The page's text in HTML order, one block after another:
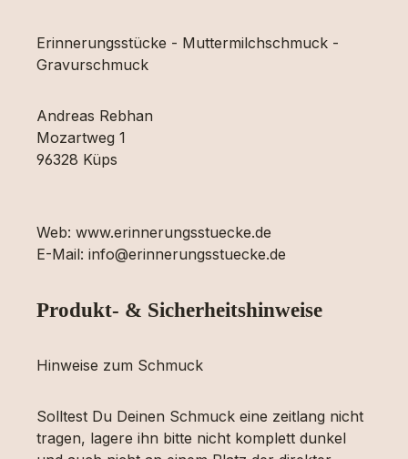
Erinnerungsstücke - Muttermilchschmuck -
Gravurschmuck
Andreas Rebhan
Mozartweg 1
96328 Küps
Web: www.erinnerungsstuecke.de
E-Mail: info@erinnerungsstuecke.de
Produkt- & Sicherheitshinweise
Hinweise zum Schmuck
Solltest Du Deinen Schmuck eine zeitlang nicht
tragen, lagere ihn bitte nicht komplett dunkel